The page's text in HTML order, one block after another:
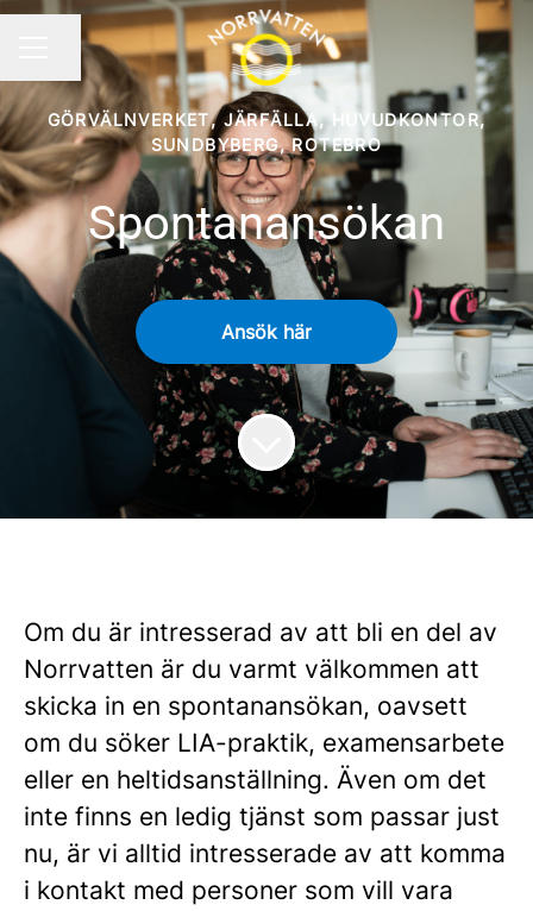
KARRIÄRMENY
Dela sidan
GÖRVÄLNVERKET, JÄRFÄLLA, HUVUDKONTOR,
SUNDBYBERG, ROTEBRO
Spontanansökan
Ansök här
Om du är intresserad av att bli en del av
Norrvatten är du varmt välkommen att
skicka in en spontanansökan, oavsett
om du söker LIA-praktik, examensarbete
eller en heltidsanställning. Även om det
inte finns en ledig tjänst som passar just
nu, är vi alltid intresserade av att komma
i kontakt med personer som vill vara